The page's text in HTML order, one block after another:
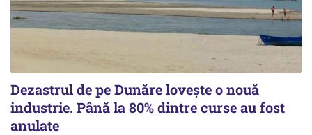
Dezastrul de pe Dunăre lovește o nouă
industrie. Până la 80% dintre curse au fost
anulate